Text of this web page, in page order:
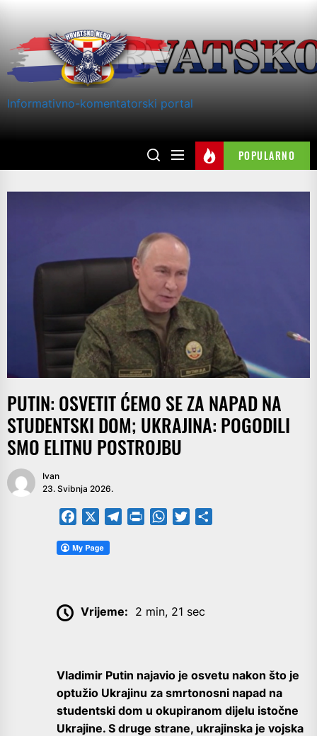
content
Informativno-komentatorski portal
POPULARNO
PUTIN: OSVETIT ĆEMO SE ZA NAPAD NA
STUDENTSKI DOM; UKRAJINA: POGODILI
SMO ELITNU POSTROJBU
Ivan
23. Svibnja 2026.
Facebook TelegramPrintFriendly
WhatsApp
Twitter
Vrijeme: 2 min, 21 sec
Vladimir Putin najavio je osvetu nakon što je
optužio Ukrajinu za smrtonosni napad na
studentski dom u okupiranom dijelu istočne
Ukrajine. S druge strane, ukrajinska je vojska